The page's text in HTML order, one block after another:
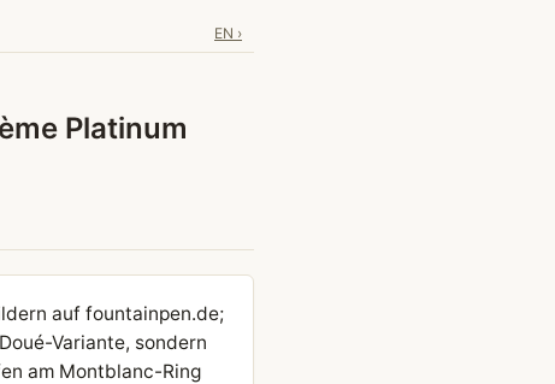
EN ›
Platinum
auf fountainpen.de;
Variante, sondern
am Montblanc-Ring